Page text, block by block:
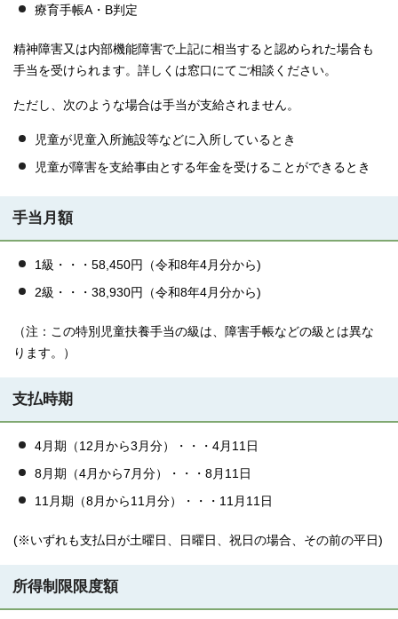
療育手帳A・B判定
精神障害又は内部機能障害で上記に相当すると認められた場合も
手当を受けられます。詳しくは窓口にてご相談ください。
ただし、次のような場合は手当が支給されません。
児童が児童入所施設等などに入所しているとき
児童が障害を支給事由とする年金を受けることができるとき
手当月額
1級・・・58,450円（令和8年4月分から)
2級・・・38,930円（令和8年4月分から)
（注：この特別児童扶養手当の級は、障害手帳などの級とは異な
ります。）
支払時期
4月期（12月から3月分）・・・4月11日
8月期（4月から7月分）・・・8月11日
11月期（8月から11月分）・・・11月11日
(※いずれも支払日が土曜日、日曜日、祝日の場合、その前の平日)
所得制限限度額